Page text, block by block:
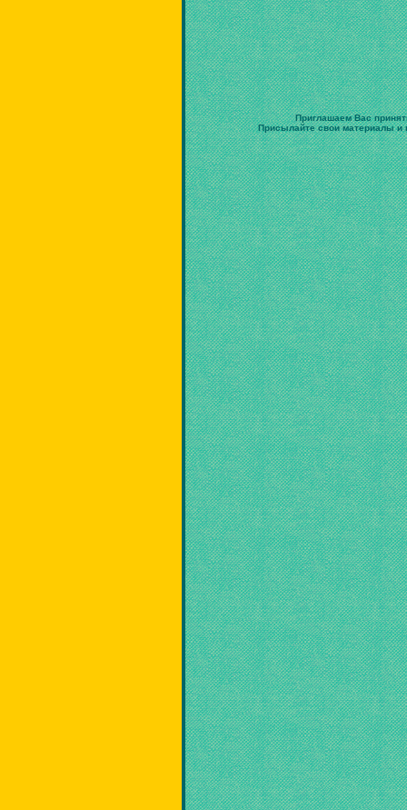
Приглашаем Вас
Присылайте свои материалы и